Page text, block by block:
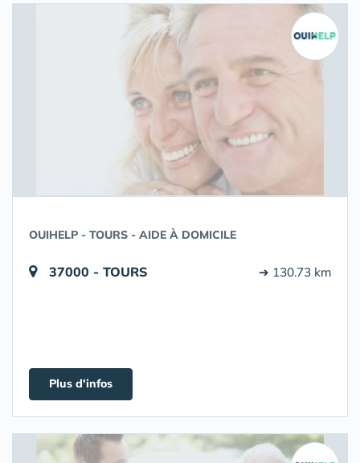
OUIHELP - TOURS - AIDE À DOMICILE
37000 - TOURS ➔ 130.73 km
Plus d'infos